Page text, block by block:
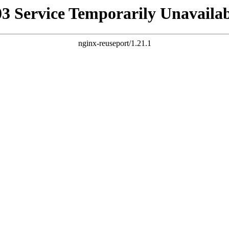
Service Temporarily
nginx-reuseport/1.21.1